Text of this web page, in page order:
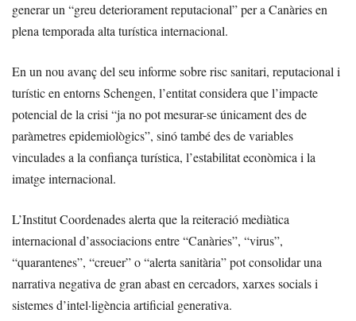
generar un “greu deteriorament reputacional” per a Canàries en
plena temporada alta turística internacional.
En un nou avanç del seu informe sobre risc sanitari, reputacional i
turístic en entorns Schengen, l’entitat considera que l’impacte
potencial de la crisi “ja no pot mesurar-se únicament des de
paràmetres epidemiològics”, sinó també des de variables
vinculades a la confiança turística, l’estabilitat econòmica i la
imatge internacional.
L’Institut Coordenades alerta que la reiteració mediàtica
internacional d’associacions entre “Canàries”, “virus”,
“quarantenes”, “creuer” o “alerta sanitària” pot consolidar una
narrativa negativa de gran abast en cercadors, xarxes socials i
sistemes d’intel·ligència artificial generativa.